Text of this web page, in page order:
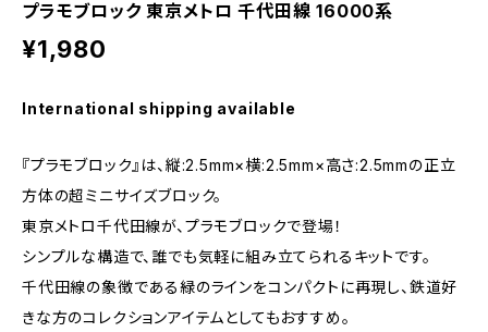
プラモブロック 東京メトロ 千代田線 16000系
¥1,980
International shipping available
『プラモブロック』は、縦:2.5mm×横:2.5mm×高さ:2.5mmの正立
方体の超ミニサイズブロック。
東京メトロ千代田線が、プラモブロックで登場！
シンプルな構造で、誰でも気軽に組み立てられるキットです。
千代田線の象徴である緑のラインをコンパクトに再現し、鉄道好
きな方のコレクションアイテムとしてもおすすめ。